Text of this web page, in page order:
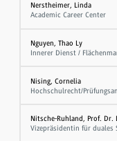
Nerstheimer, Linda
Academic Career Center
Nguyen, Thao Ly
Innerer Dienst /
Nising, Cornelia
Hochschulrecht/
Nitsche-Ruhland, Prof. Dr.
Vizepräsidentin für duales